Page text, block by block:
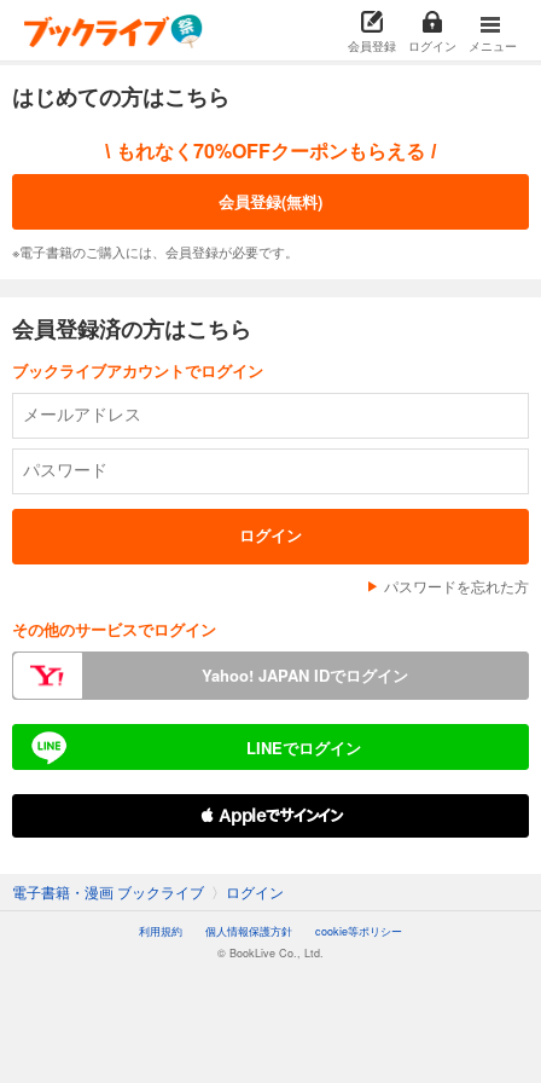
会員登録 ログイン メニュー
はじめての方はこちら
\ もれなく70%OFFクーポンもらえる /
会員登録(無料)
※電子書籍のご購入には、会員登録が必要です。
会員登録済の方はこちら
ブックライブアカウントでログイン
パスワードを忘れた方
その他のサービスでログイン
Yahoo! JAPAN IDでログイン
LINEでログイン
 Appleでサインイン
電子書籍・漫画 ブックライブ 〉 ログイン
利用規約 個人情報保護方針
cookie等ポリシー
© BookLive Co., Ltd.